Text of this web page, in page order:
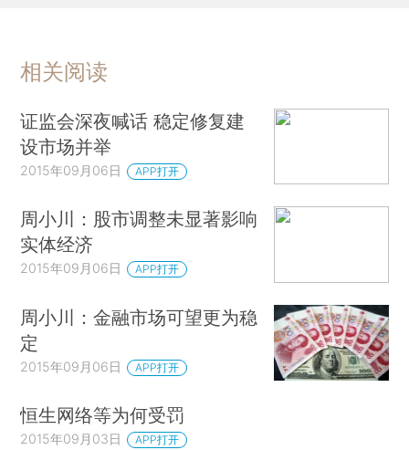
相关阅读
证监会深夜喊话 稳定修复建
设市场并举
2015年09月06日 APP打开
周小川：股市调整未显著影响
实体经济
2015年09月06日 APP打开
周小川：金融市场可望更为稳
定
2015年09月06日 APP打开
恒生网络等为何受罚
2015年09月03日 APP打开